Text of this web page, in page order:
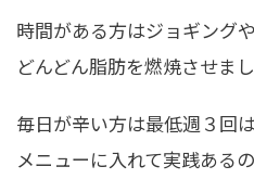
時間がある方はジョギング
どんどん脂肪を燃焼させまし
毎日が辛い方は最低週３回
メニューに入れて実践あるの